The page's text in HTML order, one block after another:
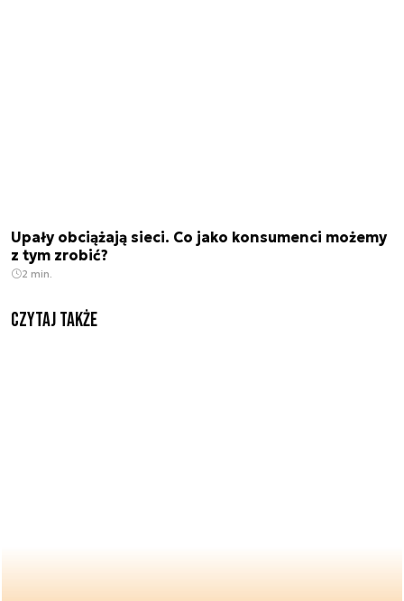
Upały obciążają sieci. Co jako konsumenci możemy
z tym zrobić?
2 min.
Czytaj także